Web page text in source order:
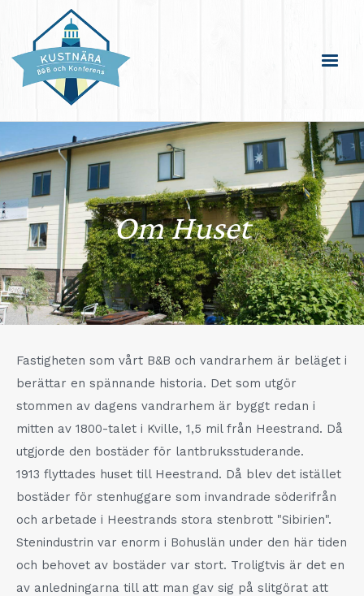
Om Huset
Fastigheten som vårt B&B och vandrarhem är beläget i
berättar en spännande historia. Det som utgör
stommen av dagens vandrarhem är byggt redan i
mitten av 1800-talet i Kville, 1,5 mil från Heestrand. Då
utgjorde den bostäder för lantbruksstuderande.
1913 flyttades huset till Heestrand. Då blev det istället
bostäder för stenhuggare som invandrade söderifrån
och arbetade i Heestrands stora stenbrott "Sibirien".
Stenindustrin var enorm i Bohuslän under den här tiden
och behovet av bostäder var stort. Troligtvis är det en
av anledningarna till att man gav sig på slitgörat att